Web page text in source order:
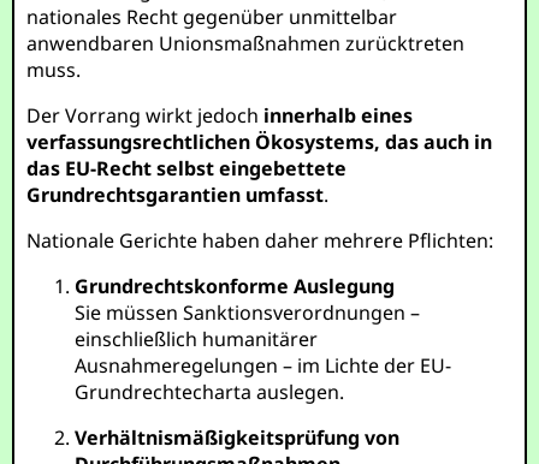
nationales Recht gegenüber unmittelbar
anwendbaren Unionsmaßnahmen zurücktreten
muss.
Der Vorrang wirkt jedoch innerhalb eines
verfassungsrechtlichen Ökosystems, das auch in
das EU-Recht selbst eingebettete
Grundrechtsgarantien umfasst.
Nationale Gerichte haben daher mehrere Pflichten:
Grundrechtskonforme Auslegung
Sie müssen Sanktionsverordnungen –
einschließlich humanitärer
Ausnahmeregelungen – im Lichte der EU-
Grundrechtecharta auslegen.
Verhältnismäßigkeitsprüfung von